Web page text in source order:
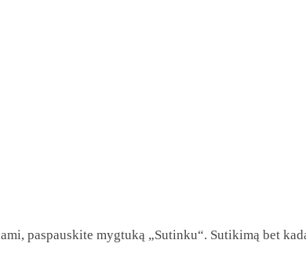
paspauskite mygtuką „Sutinku“. Sutikimą bet